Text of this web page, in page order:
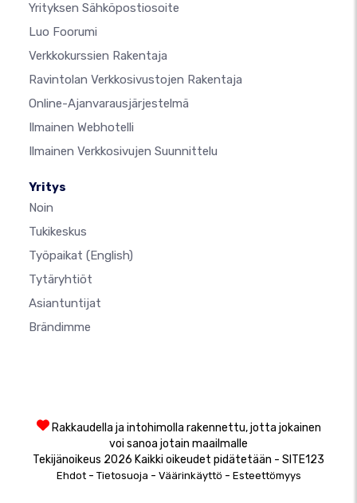
Yrityksen Sähköpostiosoite
Luo Foorumi
Verkkokurssien Rakentaja
Ravintolan Verkkosivustojen Rakentaja
Online-Ajanvarausjärjestelmä
Ilmainen Webhotelli
Ilmainen Verkkosivujen Suunnittelu
Yritys
Noin
Tukikeskus
Työpaikat (English)
Tytäryhtiöt
Asiantuntijat
Brändimme
Rakkaudella ja intohimolla rakennettu, jotta jokainen
voi sanoa jotain maailmalle
Tekijänoikeus 2026 Kaikki oikeudet pidätetään - SITE123
Ehdot- Tietosuoja - Väärinkäyttö - Esteettömyys